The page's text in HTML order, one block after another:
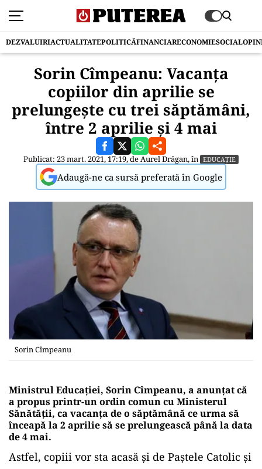
DEZVALUIRIACTUALITATEPOLITICĂFINANCIARECONOMIESOCIAL
Sorin Cîmpeanu: Vacanța
copiilor din aprilie se
prelungește cu trei săptămâni,
între 2 aprilie și 4 mai
Publicat: 23 mart. 2021, 17:19, deAurel Drăgan, în EDUCAȚIE
Adaugă-ne ca sursă preferată în Google
Sorin Cîmpeanu
Ministrul Educației, Sorin Cîmpeanu, a anunțat că
a propus printr-un ordin comun cu Ministerul
Sănătății, ca vacanța de o săptămână ce urma să
înceapă la 2 aprilie să se prelungească până la data
de 4 mai.
Astfel, copiii vor sta acasă și de Paștele Catolic și